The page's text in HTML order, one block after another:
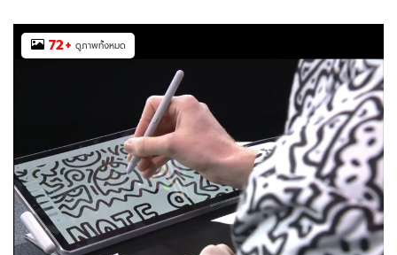
72+ ดูภาพทั้งหมด